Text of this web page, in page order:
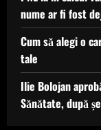
nume ar fi fost
Cum să alegi o
tale
Ilie Bolojan
Sănătate, după